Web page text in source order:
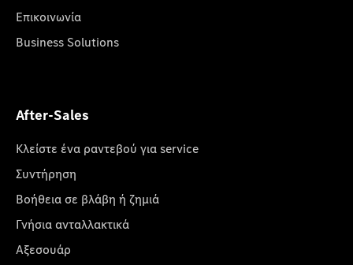
Επικοινωνία
Business Solutions
After-Sales
Κλείστε ένα ραντεβού για service
Συντήρηση
Βοήθεια σε βλάβη ή ζημιά
Γνήσια ανταλλακτικά
Αξεσουάρ